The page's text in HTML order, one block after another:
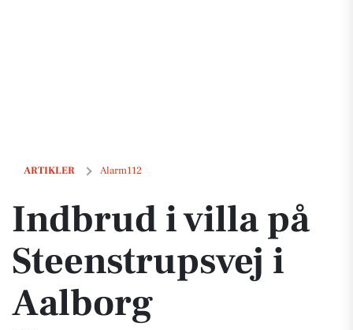
ARTIKLER Alarm112
Indbrud i villa på Steenstrupsvej i Aalborg Kommune
Indbrud i villa på
Steenstrupsvej i
Aalborg